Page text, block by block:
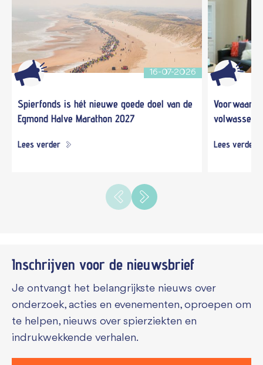
16-07-2026
Spierfonds is hét nieuwe goede doel van de
Egmond Halve Marathon 2027
Lees verder Lees verder
Inschrijven voor de nieuwsbrief
Je ontvangt het belangrijkste nieuws over
onderzoek, acties en evenementen, oproepen om
te helpen, nieuws over spierziekten en
indrukwekkende verhalen.